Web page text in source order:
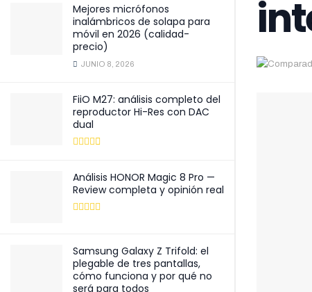
Mejores micrófonos
inalámbricos de solapa para
móvil en 2026 (calidad-
precio)
JUNIO 8, 2026
FiiO M27: análisis completo del
reproductor Hi-Res con DAC
dual
Análisis HONOR Magic 8 Pro —
Review completa y opinión real
Samsung Galaxy Z Trifold: el
plegable de tres pantallas,
cómo funciona y por qué no
será para todos